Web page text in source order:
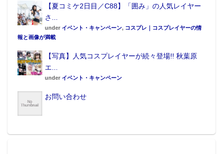
【夏コミケ2日目／C88】「囲み」の人気レイヤー
さ...
under イベント・キャンペーン, コスプレ｜コスプレイヤーの情
報と画像が満載
【写真】人気コスプレイヤーが続々登場!! 秋葉原
エ...
under イベント・キャンペーン
お問い合わせ